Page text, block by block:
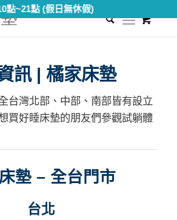
點~21點 (假日無休假)
首頁 /門市資訊 /
家床墊
訊 | 橘家床墊
台灣北部、中部、南部皆有設立
買好睡床墊的朋友們參觀試躺體
墊 – 全台門市
台北